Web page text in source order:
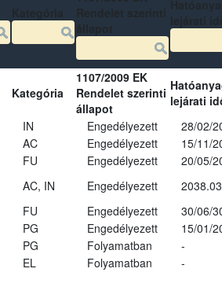
Kategória
1107/2009 EK
Rendelet szerinti
állapot
lejárati
IN Engedélyezett
28/02/
AC Engedélyezett
15/11/
FU Engedélyezett
20/05/
AC, IN Engedélyezett
FU Engedélyezett
30/06/
PG Engedélyezett
15/01/
PG Folyamatban
-
EL Folyamatban
-